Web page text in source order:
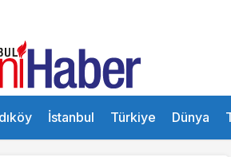
İstanbul Türkiye Dünya